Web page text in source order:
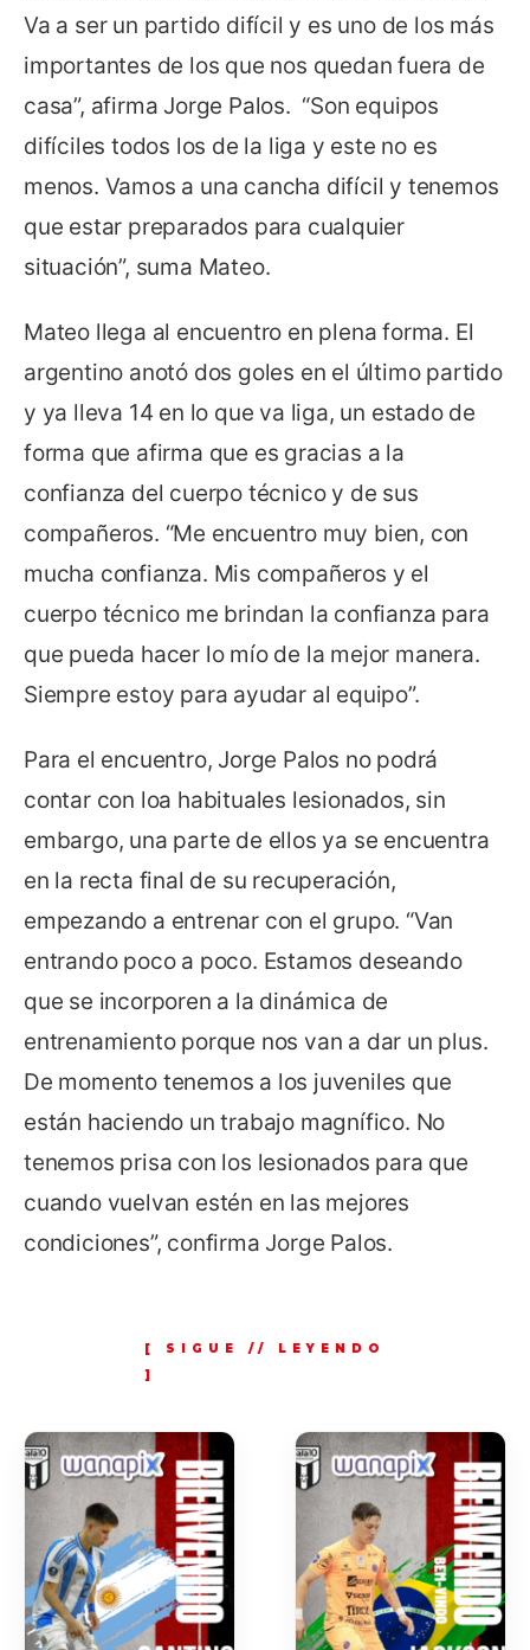
Va a ser un partido difícil y es uno de los más
importantes de los que nos quedan fuera de
casa”, afirma Jorge Palos. “Son equipos
difíciles todos los de la liga y este no es
menos. Vamos a una cancha difícil y tenemos
que estar preparados para cualquier
situación”, suma Mateo.
Mateo llega al encuentro en plena forma. El
argentino anotó dos goles en el último partido
y ya lleva 14 en lo que va liga, un estado de
forma que afirma que es gracias a la
confianza del cuerpo técnico y de sus
compañeros. “Me encuentro muy bien, con
mucha confianza. Mis compañeros y el
cuerpo técnico me brindan la confianza para
que pueda hacer lo mío de la mejor manera.
Siempre estoy para ayudar al equipo”.
Para el encuentro, Jorge Palos no podrá
contar con loa habituales lesionados, sin
embargo, una parte de ellos ya se encuentra
en la recta final de su recuperación,
empezando a entrenar con el grupo. “Van
entrando poco a poco. Estamos deseando
que se incorporen a la dinámica de
entrenamiento porque nos van a dar un plus.
De momento tenemos a los juveniles que
están haciendo un trabajo magnífico. No
tenemos prisa con los lesionados para que
cuando vuelvan estén en las mejores
condiciones”, confirma Jorge Palos.